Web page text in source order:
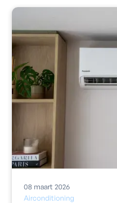
Airconditioning
08 maart 2026